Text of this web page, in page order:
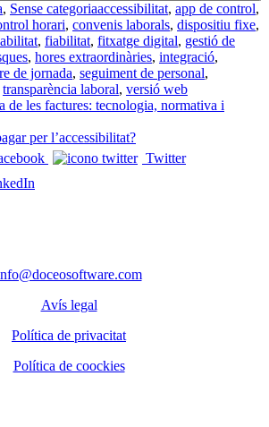
, Sense categoriaaccessibilitat, app de control,
horari, convenis laborals, dispositiu fixe,
, fiabilitat, fitxatge digital, gestió de
, hores extraordinàries, integració,
de jornada, seguiment de personal,
transparència laboral, versió web
de les factures: tecnologia, normativa i
per l’accessibilitat?
Twitter
Avís legal
Política de privacitat
Política de coockies